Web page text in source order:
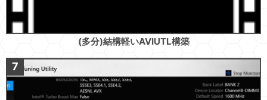
(多分)結構軽いAVIUTL構築